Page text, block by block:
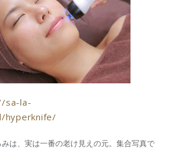
sa-la-
hyperknife/
は、実は一番の老け見えの元。集合写真で